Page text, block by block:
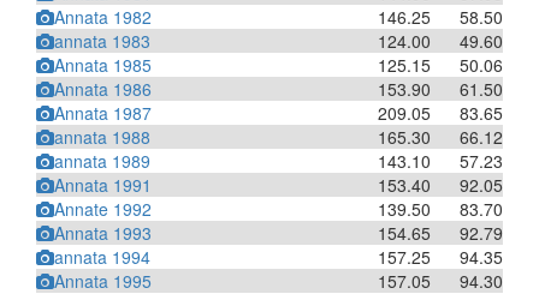
Annata 1982
146.25
58.50
annata 1983
124.00
49.60
Annata 1985
125.15
50.06
Annata 1986
153.90
61.50
Annata 1987
209.05
83.65
annata 1988
165.30
66.12
annata 1989
143.10
57.23
Annata 1991
153.40
92.05
Annate 1992
139.50
83.70
Annata 1993
154.65
92.79
annata 1994
157.25
94.35
Annata 1995
157.05
94.30